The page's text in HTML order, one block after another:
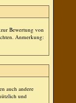
Bewertung von
Anmerkung:
auch andere
und